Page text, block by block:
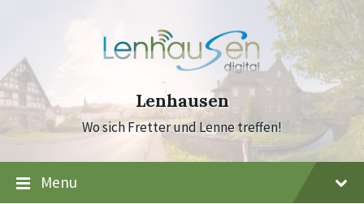
Lenhausen
Wo sich Fretter und Lenne treffen!
Menu